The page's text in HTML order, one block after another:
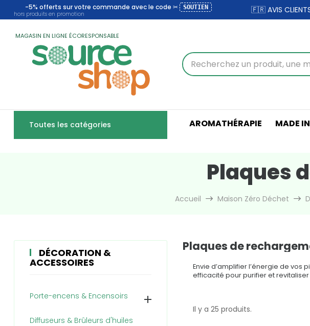
-5% offerts sur votre commande avec le code ✂ SOUTIEN
hors produits en promotion 🇫🇷 AVIS CLIENTS
MAGASIN EN LIGNE ÉCORESPONSABLE
Toutes les catégories AROMATHÉRAPIE MADE
Plaques
Accueil Maison Zéro Déchet
DÉCORATION &
ACCESSOIRES
Porte-encens & Encensoirs 
Diffuseurs & Brûleurs d'huiles
Plaques de
Envie d’amplifier l’énergie de
efficacité pour purifier et revitaliser
Il y a 25 produits.